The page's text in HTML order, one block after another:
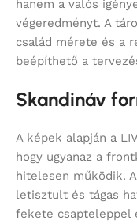
hanem a valós
végeredményt. A
család mérete és a
beépíthető a
Skandináv
A képek alapján a
hogy ugyanaz a
hitelesen működik.
letisztult és tágas
fekete csapteleppel